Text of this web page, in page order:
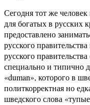
Сегодня тот же
для богатых в русских
предоставлено
русского
русского
специально и типично
«duman», которого в
политкорректная но
шведского слова